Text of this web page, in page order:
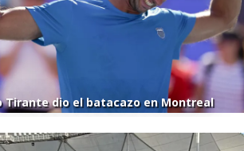
Tirante dio el batacazo en Montreal